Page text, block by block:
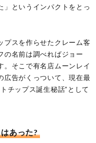
」というインパクトをとっ
プスを作らせたクレーム客
の名前は調べればジョー
。そこで有名店ムーンレイ
広告がくっついて、現在最
チップス誕生秘話”として
あった?